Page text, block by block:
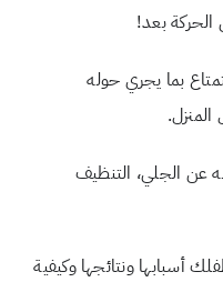
بعد!
بما يجري حوله
عن الجلي، التنظيف
أسبابها ونتائجها وكيفية